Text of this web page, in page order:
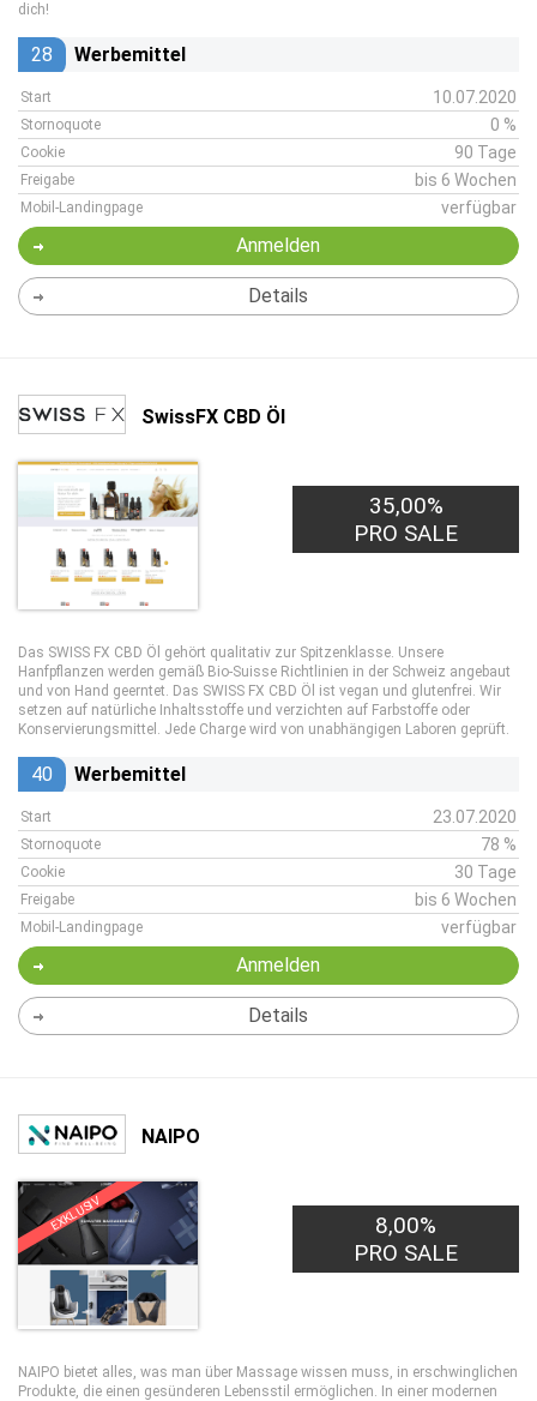
dich!
28 Werbemittel
Start 10.07.2020
Stornoquote 0 %
Cookie 90 Tage
Freigabe bis 6 Wochen
Mobil-Landingpage verfügbar
Anmelden
Details
SwissFX CBD Öl
35,00%
PRO SALE
Das SWISS FX CBD Öl gehört qualitativ zur Spitzenklasse. Unsere
Hanfpflanzen werden gemäß Bio-Suisse Richtlinien in der Schweiz angebaut
und von Hand geerntet. Das SWISS FX CBD Öl ist vegan und glutenfrei. Wir
setzen auf natürliche Inhaltsstoffe und verzichten auf Farbstoffe oder
Konservierungsmittel. Jede Charge wird von unabhängigen Laboren geprüft.
40 Werbemittel
Start 23.07.2020
Stornoquote 78 %
Cookie 30 Tage
Freigabe bis 6 Wochen
Mobil-Landingpage verfügbar
Anmelden
Details
NAIPO
EXKLUSIV
8,00%
PRO SALE
NAIPO bietet alles, was man über Massage wissen muss, in erschwinglichen
Produkte, die einen gesünderen Lebensstil ermöglichen. In einer modernen